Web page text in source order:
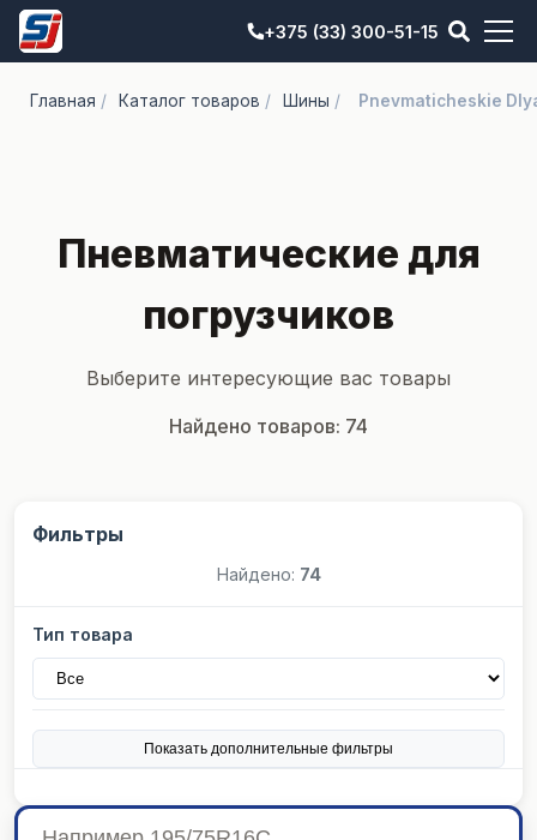
+375 (33) 300-51-15
Главная / Каталог товаров / Шины / Pnevmaticheskie
Пневматические для
погрузчиков
Выберите интересующие вас товары
Найдено товаров: 74
Фильтры
Найдено: 74
Тип товара
Показать дополнительные фильтры